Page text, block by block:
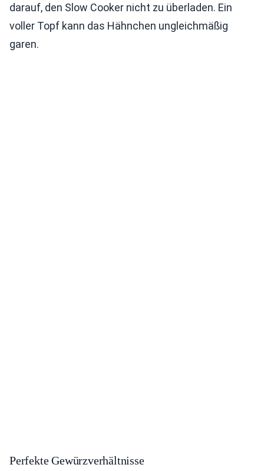
darauf, den Slow Cooker nicht zu überladen. Ein
voller Topf kann das Hähnchen ungleichmäßig
garen.
Perfekte Gewürzverhältnisse